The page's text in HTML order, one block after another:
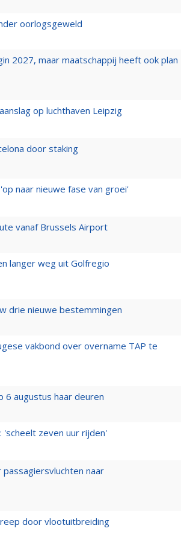
oorlogsgeweld
2027, maar maatschappij heeft ook plan
op luchthaven Leipzig
door staking
naar nieuwe fase van groei'
vanaf Brussels Airport
langer weg uit Golfregio
drie nieuwe bestemmingen
vakbond over overname TAP te
6 augustus haar deuren
'scheelt zeven uur rijden'
naar
door vlootuitbreiding